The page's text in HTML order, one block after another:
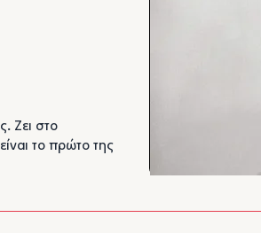
είναι το πρώτο της